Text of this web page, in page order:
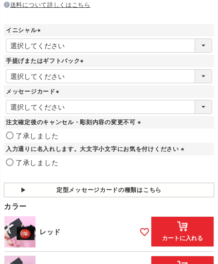
送料について詳しくはこちら
イニシャル
(
必
須
手提げまたはギフトバック
(
メッセージカード
(
必
須
注文確定後のキャンセル・彫刻内容の変更不可
須
了承しました
入力通りに名入れします。大文字小文字にお気を付けください
)
了承しました
定型メッセージカードの種類はこちら
カラー
レッド
カートに入れる